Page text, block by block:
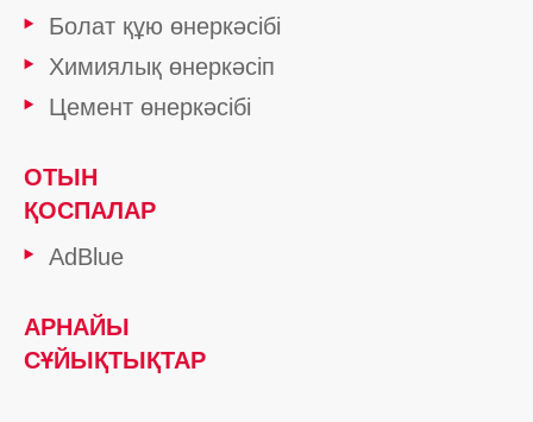
Болат құю өнеркәсібі
Химиялық өнеркәсіп
Цемент өнеркәсібі
ОТЫН
ҚОСПАЛАР
AdBlue
АРНАЙЫ
СҰЙЫҚТЫҚТАР